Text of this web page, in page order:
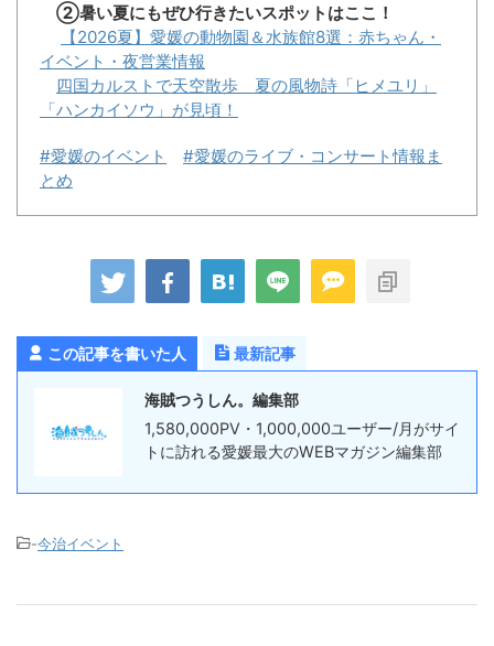
②暑い夏にもぜひ行きたいスポットはここ！
【2026夏】愛媛の動物園＆水族館8選：赤ちゃん・
イベント・夜営業情報
四国カルストで天空散歩 夏の風物詩「ヒメユリ」
「ハンカイソウ」が見頃！
#愛媛のイベント
#愛媛のライブ・コンサート情報ま
とめ
この記事を書いた人 最新記事
海賊つうしん。編集部
1,580,000PV・1,000,000ユーザー/月がサイ
トに訪れる愛媛最大のWEBマガジン編集部
-今治イベント